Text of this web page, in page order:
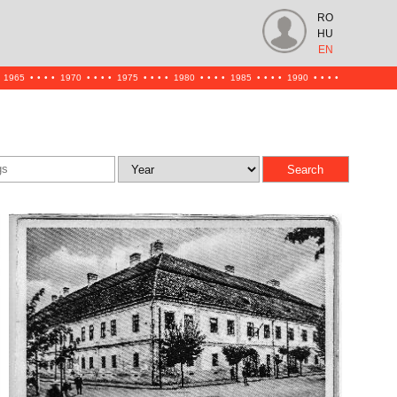
RO
HU
EN
1965 • • • • 1970 • • • • 1975 • • • • 1980 • • • • 1985 • • • • 1990 • • • •